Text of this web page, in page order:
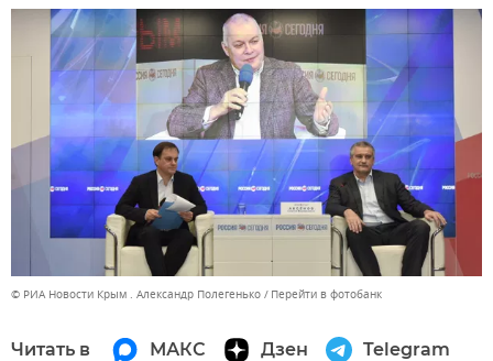
© РИА Новости Крым . Александр Полегенько Перейти в фотобанк
Читать в МАКС Дзен Telegram